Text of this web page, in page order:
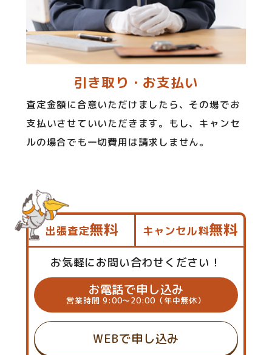
引き取り・お支払い
査定金額に合意いただけましたら、その場でお
支払いさせていいただきます。もし、キャンセ
ルの場合でも一切費用は請求しません。
出張査定無料 キャンセル料無料
お気軽にお問い合わせください！
お電話で申し込み
営業時間 9:00～20:00（年中無休）
WEBで申し込み